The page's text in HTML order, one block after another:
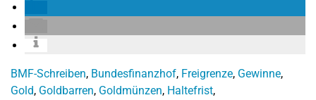
BMF-Schreiben, Bundesfinanzhof, Freigrenze, Gewinne,
Gold, Goldbarren, Goldmünzen, Haltefrist,